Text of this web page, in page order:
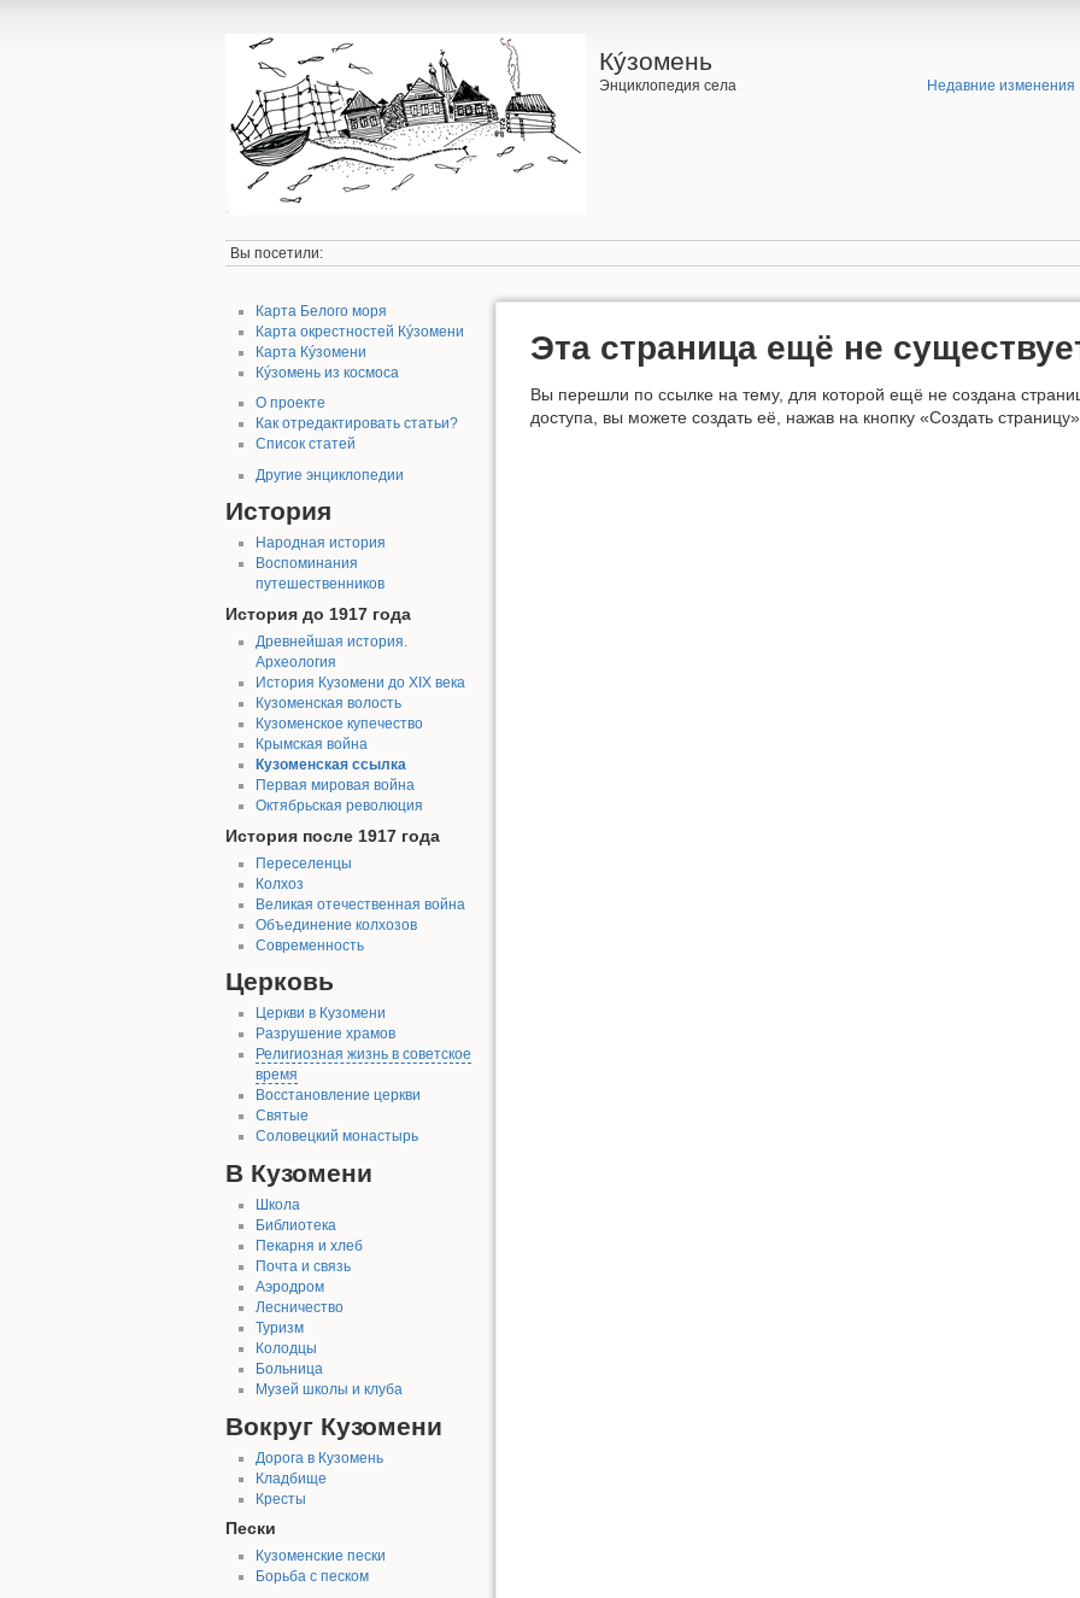
Кýзомень
Энциклопедия села Недавние изменения
Вы посетили:
Карта Белого моря
Карта окрестностей Кýзомени
Карта Кýзомени
Кýзомень из космоса
О проекте
Как отредактировать статьи?
Список статей
Другие энциклопедии
История
Народная история
Воспоминания
путешественников
История до 1917 года
Древнейшая история.
Археология
История Кузомени до XIX века
Кузоменская волость
Кузоменское купечество
Крымская война
Кузоменская ссылка
Первая мировая война
Октябрьская революция
История после 1917 года
Переселенцы
Колхоз
Великая отечественная война
Объединение колхозов
Современность
Церковь
Церкви в Кузомени
Разрушение храмов
Религиозная жизнь в советское
время
Восстановление церкви
Святые
Соловецкий монастырь
В Кузомени
Школа
Библиотека
Пекарня и хлеб
Почта и связь
Аэродром
Лесничество
Туризм
Колодцы
Больница
Музей школы и клуба
Вокруг Кузомени
Дорога в Кузомень
Кладбище
Кресты
Пески
Кузоменские пески
Борьба с песком
Эта страница ещё не
Вы перешли по ссылке на тему, для которой ещё не создана
доступа, вы можете создать её, нажав на кнопку «Создать страницу».